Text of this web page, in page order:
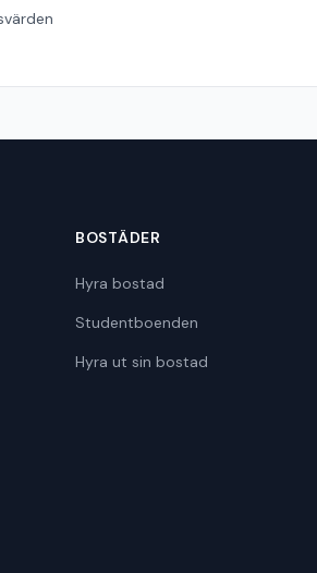
BOSTÄDER
Hyra bostad
Studentboenden
Hyra ut sin bostad